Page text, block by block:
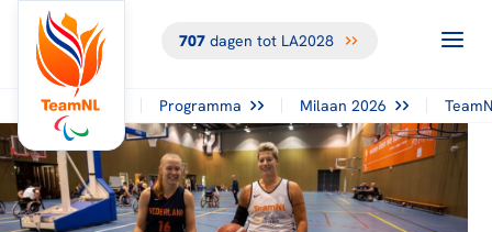
707dagen tot LA2028
Programma Milaan 2026